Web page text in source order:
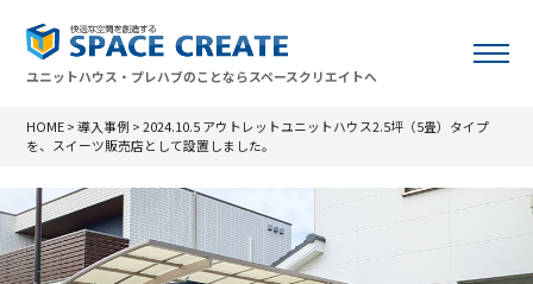
ユニットハウス・プレハブのことならスペースクリエイトへ
HOME >導入事例 >2024.10.5 アウトレットユニットハウス2.5坪（5畳）タイプ
を、スイーツ販売店として設置しました。